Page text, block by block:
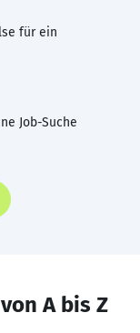
für ein
Job-Suche
A bis Z